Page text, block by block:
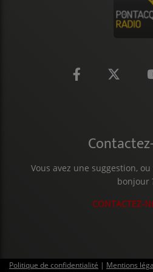
Vous avez une suggestion,
bonjour
CONTACTEZ-
Politique de confidentialité | Mentions